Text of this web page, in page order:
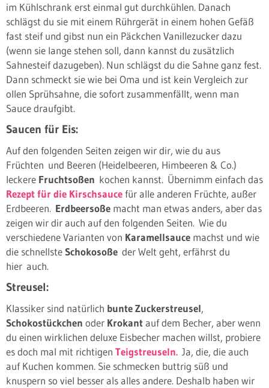
im Kühlschrank erst einmal gut durchkühlen. Danach
schlägst du sie mit einem Rührgerät in einem hohen Gefäß
fast steif und gibst nun ein Päckchen Vanillezucker dazu
(wenn sie lange stehen soll, dann kannst du zusätzlich
Sahnesteif dazugeben). Nun schlägst du die Sahne ganz fest.
Dann schmeckt sie wie bei Oma und ist kein Vergleich zur
ollen Sprühsahne, die sofort zusammenfällt, wenn man
Sauce draufgibt.
Saucen für Eis:
Auf den folgenden Seiten zeigen wir dir, wie du aus
Früchten und Beeren (Heidelbeeren, Himbeeren & Co.)
leckere Fruchtsoßen kochen kannst. Übernimm einfach das
Rezept für die Kirschsaucefür alle anderen Früchte, außer
Erdbeeren. Erdbeersoße macht man etwas anders, aber das
zeigen wir dir auch auf den folgenden Seiten. Wie du
verschiedene Varianten von Karamellsauce machst und wie
die schnellsteSchokosoße der Welt geht, erfährst du
hier auch.
Streusel:
Klassiker sind natürlich bunte Zuckerstreusel,
Schokostückchen oder Krokant auf dem Becher, aber wenn
du einen wirklichen deluxe Eisbecher machen willst, probiere
es doch mal mit richtigen Teigstreuseln. Ja, die, die auch
auf Kuchen kommen. Sie schmecken buttrig süß und
knuspern so viel besser als alles andere. Deshalb haben wir